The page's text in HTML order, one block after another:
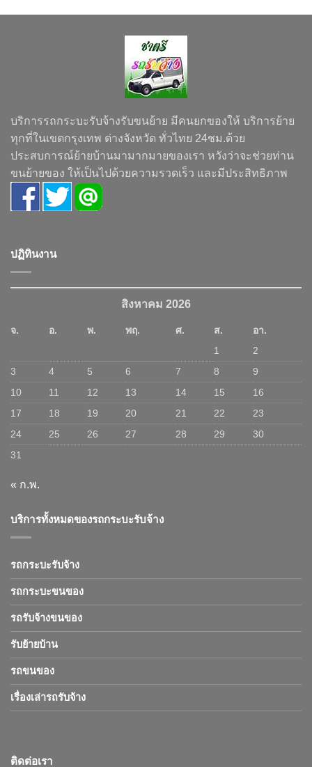
บริการรถกระบะรับจ้างรับขนย้าย มีคนยกของให้ บริการย้าย
ทุกที่ในเขตกรุงเทพ ต่างจังหวัด ทั่วไทย 24ชม.ด้วย
ประสบการณ์ย้ายบ้านมามากมายของเรา หวังว่าจะช่วยท่าน
ขนย้ายของ ให้เป็นไปด้วยความรวดเร็ว และมีประสิทธิภาพ
ปฏิทินงาน
สิงหาคม 2026
จ. อ. พ. พฤ. ศ. ส.
อา.
1
2
3
4 5 6 7 8
9
10
11 12 13 14 15
16
17
18 19 20 21 22
23
24
25 26 27 28 29
30
31
« ก.พ.
บริการทั้งหมดของรถกระบะรับจ้าง
รถกระบะรับจ้าง
รถกระบะขนของ
รถรับจ้างขนของ
รับย้ายบ้าน
รถขนของ
เรื่องเล่ารถรับจ้าง
ติดต่อเรา